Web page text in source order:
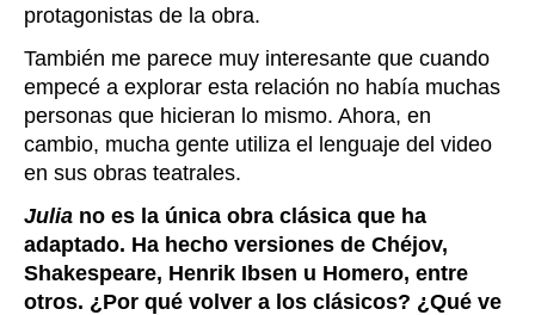
protagonistas de la obra.
También me parece muy interesante que cuando
empecé a explorar esta relación no había muchas
personas que hicieran lo mismo. Ahora, en
cambio, mucha gente utiliza el lenguaje del video
en sus obras teatrales.
Julia no es la única obra clásica que ha
adaptado. Ha hecho versiones de Chéjov,
Shakespeare, Henrik Ibsen u Homero, entre
otros. ¿Por qué volver a los clásicos? ¿Qué ve